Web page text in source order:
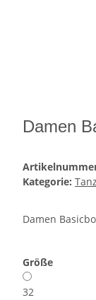
Damen
Kategorie:
Damen
Größe
32